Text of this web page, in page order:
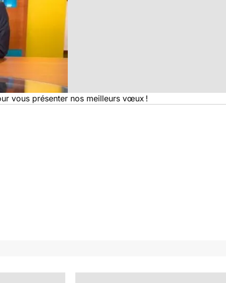
vous présenter nos meilleurs vœux !